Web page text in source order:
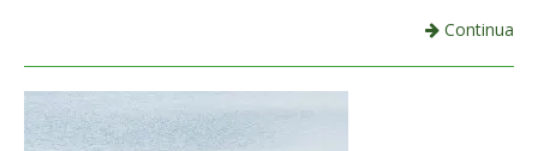
Continua